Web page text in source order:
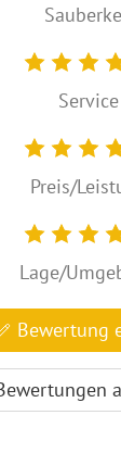
Service
Preis/
Lage/
Bewertung